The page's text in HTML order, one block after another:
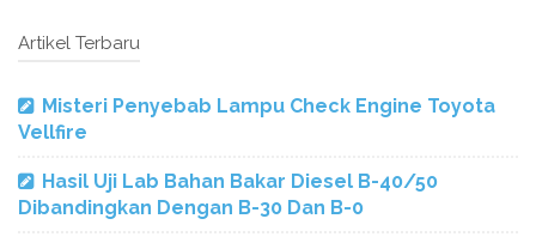
Artikel Terbaru
Misteri Penyebab Lampu Check Engine Toyota
Vellfire
Hasil Uji Lab Bahan Bakar Diesel B-40/50
Dibandingkan Dengan B-30 Dan B-0